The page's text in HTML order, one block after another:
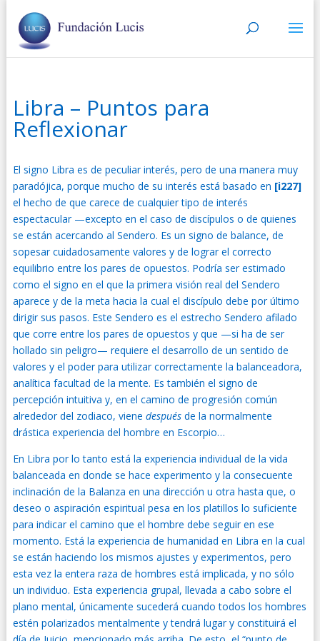
Libra – Puntos para
Reflexionar
El signo Libra es de peculiar interés, pero de una manera muy
paradójica, porque mucho de su interés está basado en [i227]
el hecho de que carece de cualquier tipo de interés
espectacular —excepto en el caso de discípulos o de quienes
se están acercando al Sendero. Es un signo de balance, de
sopesar cuidadosamente valores y de lograr el correcto
equilibrio entre los pares de opuestos. Podría ser estimado
como el signo en el que la primera visión real del Sendero
aparece y de la meta hacia la cual el discípulo debe por último
dirigir sus pasos. Este Sendero es el estrecho Sendero afilado
que corre entre los pares de opuestos y que —si ha de ser
hollado sin peligro— requiere el desarrollo de un sentido de
valores y el poder para utilizar correctamente la balanceadora,
analítica facultad de la mente. Es también el signo de
percepción intuitiva y, en el camino de progresión común
alrededor del zodiaco, viene despuésde la normalmente
drástica experiencia del hombre en Escorpio…
En Libra por lo tanto está la experiencia individual de la vida
balanceada en donde se hace experimento y la consecuente
inclinación de la Balanza en una dirección u otra hasta que, o
deseo o aspiración espiritual pesa en los platillos lo suficiente
para indicar el camino que el hombre debe seguir en ese
momento. Está la experiencia de humanidad en Libra en la cual
se están haciendo los mismos ajustes y experimentos, pero
esta vez la entera raza de hombres está implicada, y no sólo
un individuo. Esta experiencia grupal, llevada a cabo sobre el
plano mental, únicamente sucederá cuando todos los hombres
estén polarizados mentalmente y tendrá lugar y constituirá el